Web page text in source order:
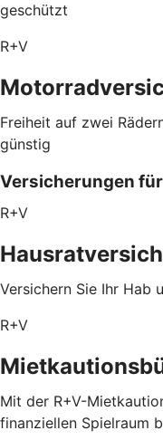
geschützt
R+V
Freiheit auf zwei
günstig
Versicherungen
R+V
Versichern Sie Ihr Hab
R+V
Mit der R+V-
finanziellen Spielraum